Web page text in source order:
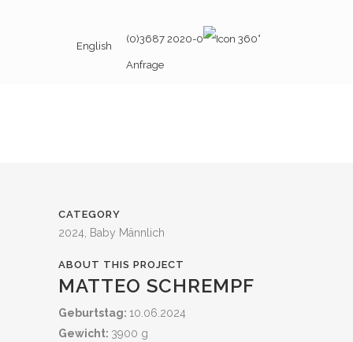
English
(0)3687 2020-0
Anfrage
CATEGORY
2024, Baby Männlich
ABOUT THIS PROJECT
MATTEO SCHREMPF
Geburtstag: 10.06.2024
Gewicht: 3900 g